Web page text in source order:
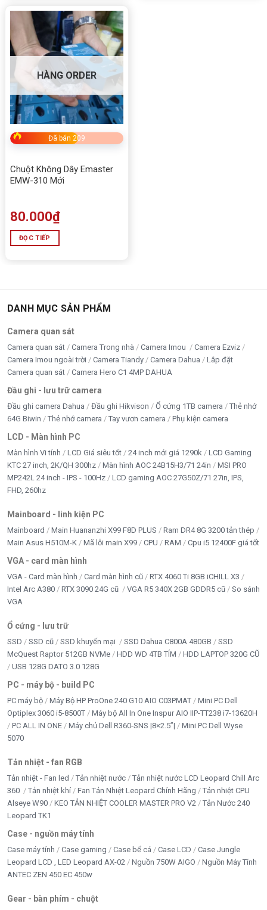
HÀNG ORDER
Đã bán 209
Chuột Không Dây Emaster
EMW-310 Mới
80.000₫
ĐỌC TIẾP
DANH MỤC SẢN PHẨM
Camera quan sát
Camera quan sát Camera Trong nhà Camera Imou
Camera Ezviz
Camera Imou ngoài trời
Camera Tiandy Camera Dahua
Lắp đặt
Camera quan sát
Camera Hero C1 4MP DAHUA
Đầu ghi - lưu trữ camera
Đầu ghi camera Dahua Đầu ghi Hikvison Ổ cứng 1TB camera
Thẻ nhớ
64G Biwin
Thẻ nhớ camera Tay vươn camera Phụ kiện camera
LCD - Màn hình PC
Màn hình Vi tính LCD Giá siêu tốt 24 inch mới giá 1290k
LCD Gaming
KTC 27 inch, 2K/QH 300hz
Màn hình AOC 24B15H3/71 24in
MSI PRO
MP242L 24 inch - IPS - 100Hz
LCD gaming AOC 27G50Z/71 27in, IPS,
FHD, 260hz
Mainboard - linh kiện PC
Mainboard Main Huananzhi X99 F8D PLUS
Ram DR4 8G 3200 tản thép
Main Asus H510M-K
Mã lỗi main X99 CPU RAM Cpu i5 12400F giá tốt
VGA - card màn hình
VGA - Card màn hình Card màn hình cũ
RTX 4060 Ti 8GB iCHILL X3
Intel Arc A380
RTX 3090 24G cũ VGA R5 340X 2GB GDDR5 cũ
So sánh
VGA
Ổ cứng - lưu trữ
SSD SSD cũ SSD khuyến mại SSD Dahua C800A 480GB
SSD
McQuest Raptor 512GB NVMe
HDD WD 4TB TÍM
HDD LAPTOP 320G CŨ
USB 128G DATO 3.0 128G
PC - máy bộ - build PC
PC máy bộ Máy Bộ HP ProOne 240 G10 AIO C03PMAT
Mini PC Dell
Optiplex 3060 i5-8500T
Máy bộ All In One Inspur AIO IIP-TT238 i7-13620H
PC ALL IN ONE
Máy chủ Dell R360-SNS |8×2.5”|
Mini PC Dell Wyse
5070
Tản nhiệt - fan RGB
Tản nhiệt - Fan led Tản nhiệt nước
Tản nhiệt nước LCD Leopard Chill Arc
360
Tản nhiệt khí Fan Tản Nhiệt Leopard Chính Hãng
Tản nhiệt CPU
Alseye W90
KEO TẢN NHIỆT COOLER MASTER PRO V2
Tản Nước 240
Leopard TK1
Case - nguồn máy tính
Case máy tính Case gaming Case bể cá Case LCD
Case Jungle
Leopard LCD , LED Leopard AX-02
Nguồn 750W AIGO
Nguồn Máy Tính
ANTEC ZEN 450 EC 450w
Gear - bàn phím - chuột